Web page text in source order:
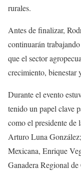
rurales.
Antes de finalizar,
continuarán
que el sector
crecimiento,
Durante el evento
tenido un papel clave
como el presidente de
Arturo Luna
Mexicana, Enrique
Ganadera Regional